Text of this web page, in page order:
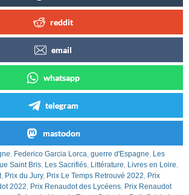
reddit
email
whatsapp
telegram
mastodon
, Federico Garcia Lorca, guerre d'Espagne, Les
Saint Bris, Les Sacrifiés, Littérature, Livres en Loire,
, Prix du Jury, Prix Le Temps Retrouvé 2022, Prix
2022, Prix Renaudot des Lycéens, Prix Renaudot